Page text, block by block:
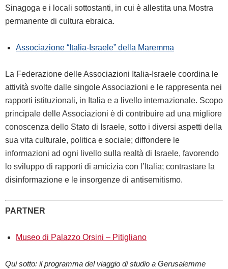
Sinagoga e i locali sottostanti, in cui è allestita una Mostra
permanente di cultura ebraica.
Associazione “Italia-Israele” della Maremma
La Federazione delle Associazioni Italia-Israele coordina le
attività svolte dalle singole Associazioni e le rappresenta nei
rapporti istituzionali, in Italia e a livello internazionale. Scopo
principale delle Associazioni è di contribuire ad una migliore
conoscenza dello Stato di Israele, sotto i diversi aspetti della
sua vita culturale, politica e sociale; diffondere le
informazioni ad ogni livello sulla realtà di Israele, favorendo
lo sviluppo di rapporti di amicizia con l’Italia; contrastare la
disinformazione e le insorgenze di antisemitismo.
PARTNER
Museo di Palazzo Orsini – Pitigliano
Qui sotto: il programma del viaggio di studio a Gerusalemme